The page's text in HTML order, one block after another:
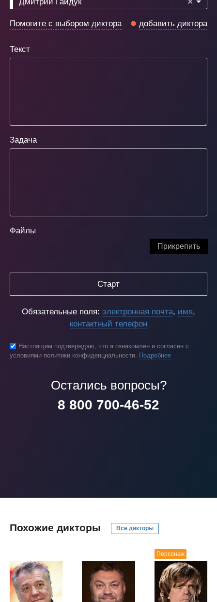
✕
Помогите с выбором диктора добавить диктора
Текст
Задача
Файлы
Прикрепить
Старт
Обязательные поля: электронная почта, имя,
контактный телефон
Настоящим подтверждаю, что я ознакомлен и согласен с
условиями политики конфиденциальности. Подробнее
Остались вопросы?
8 800 700-46-52
Похожие дикторы Все дикторы
Персонаж